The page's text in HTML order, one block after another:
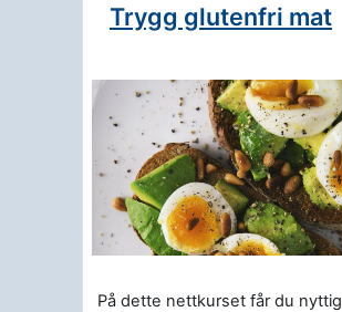
Trygg glutenfri mat
På dette nettkurset får du nyttig